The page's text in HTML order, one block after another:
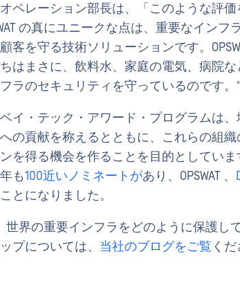
ペレーション部長は、「このような評
の真にユニークな点は、重要なイン
客を守る技術ソリューションです。
はまさに、飲料水、家庭の電気、病院
ラのセキュリティを守っているのです。"
イ・テック・アワード・プログラムは
の貢献を称えるとともに、これらの組
を得る機会を作ることを目的としていま
も100近いノミネートがあり、OPSWAT 、
とになりました。
、世界の重要インフラをどのように保護
プについては、 当社のブログをご覧 くだ